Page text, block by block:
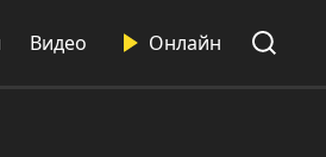
Видео Онлайн